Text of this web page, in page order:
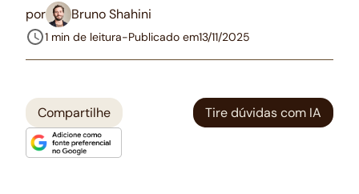
por Bruno Shahini
1 min de leitura-Publicado em13/11/2025
Compartilhe Tire dúvidas com IA